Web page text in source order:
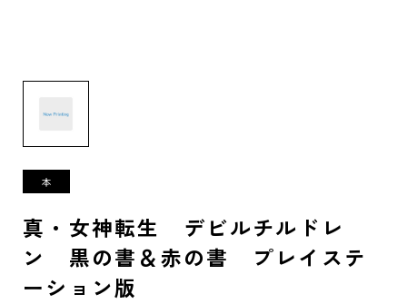
真・女神転生 デビルチルドレ
ン 黒の書＆赤の書 プレイステ
ーション版